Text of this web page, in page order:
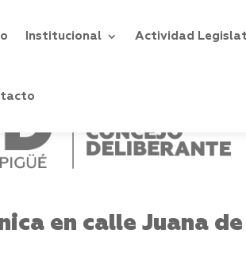
Institucional Actividad
en calle Juana